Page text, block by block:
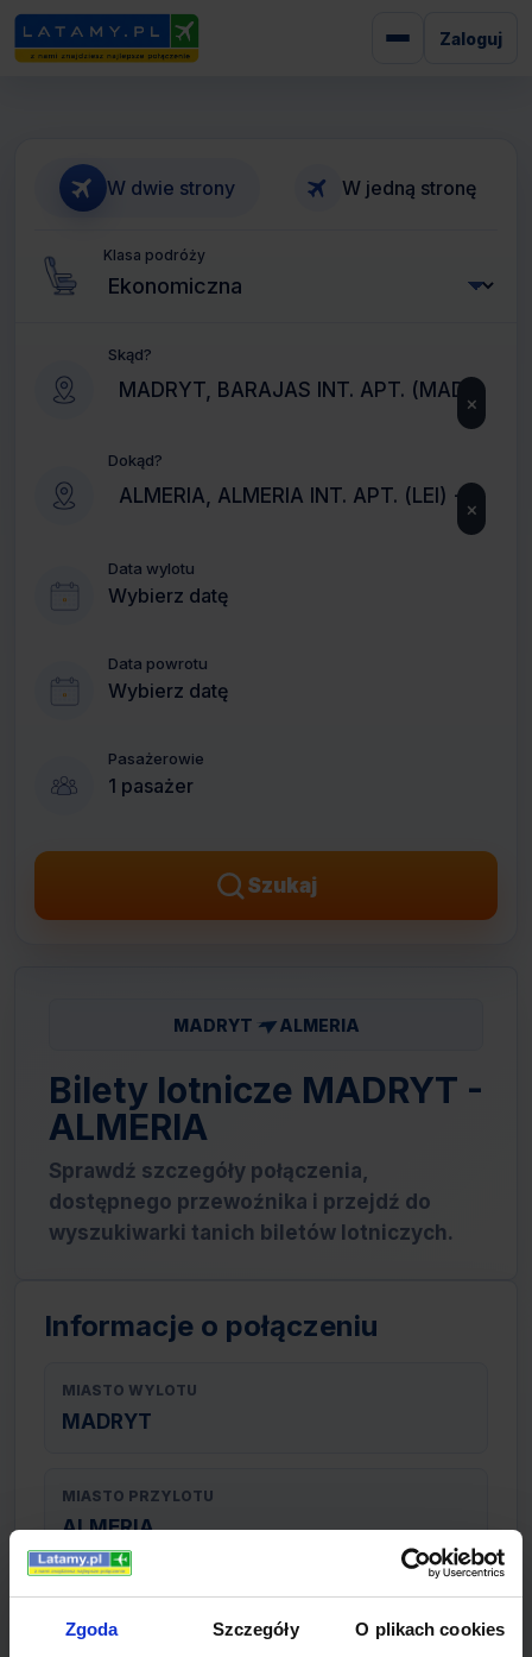
Zgoda Szczegóły O plikach cookies
Zaloguj
MADRYT ALMERIA
Bilety lotnicze MADRYT -
ALMERIA
Sprawdź szczegóły połączenia,
dostępnego przewoźnika i przejdź do
wyszukiwarki tanich biletów lotniczych.
W dwie strony W jedną stronę
Klasa podróży
Skąd?
×
Dokąd?
×
Data wylotu
Wybierz datę
Data powrotu
Wybierz datę
Pasażerowie
1 pasażer
Szukaj
Informacje o połączeniu
MIASTO WYLOTU
MADRYT
MIASTO PRZYLOTU
ALMERIA
TYP POŁĄCZENIA
bezpośrednie